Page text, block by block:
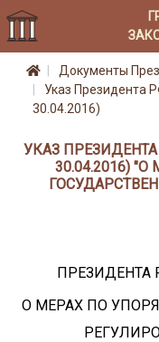
Документы
Указ Президента
30.04.2016)
УКАЗ ПРЕЗИДЕНТА
30.04.2016)
О МЕРАХ ПО